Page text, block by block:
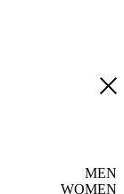
MEN
WOMEN